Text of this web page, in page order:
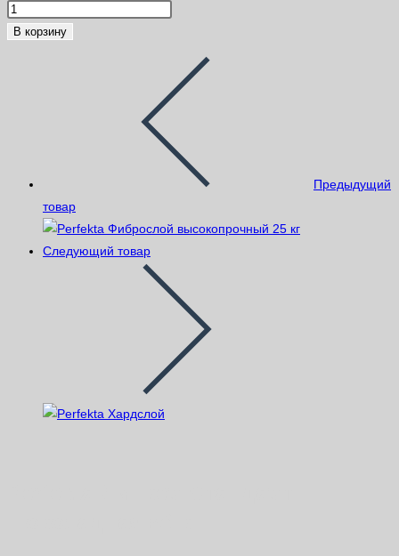
В корзину
Предыдущий
товар
Следующий товар